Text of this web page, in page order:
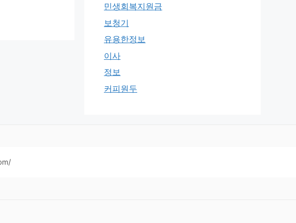
민생회복지원금
보청기
유용한정보
이사
정보
커피원두